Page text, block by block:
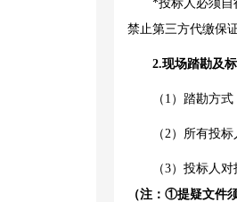
*投标人必须自
禁止第三方代缴保
2.现场踏勘及
（ 1）踏勘方
（2）所有投
（3）投标人
（注： ①提疑文件